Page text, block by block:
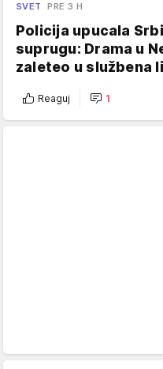
SVET PRE 3 H
Policija upucala
suprugu: Drama u
zaleteo u službena
Reaguj 1